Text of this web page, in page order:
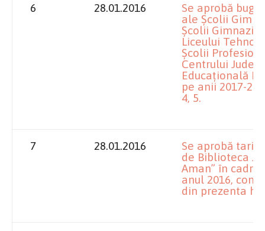
6 28.01.2016
Se aprobă
ale Școlii
Școlii
Liceului
Școlii
Centrului
Educațională
pe anii 2017-
4, 5.
7 28.01.2016
Se aprobă
de Biblioteca
Aman” în
anul 2016,
din prezenta